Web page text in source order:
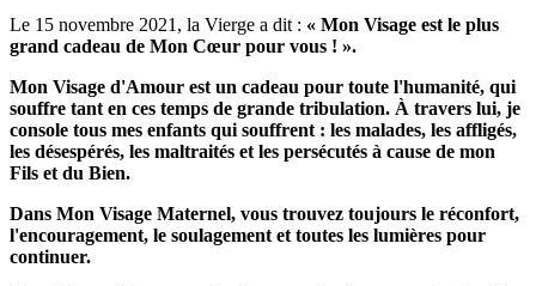
Le 15 novembre 2021, la Vierge a dit : « Mon Visage est le plus
grand cadeau de Mon Cœur pour vous ! ».
Mon Visage d'Amour est un cadeau pour toute l'humanité, qui
souffre tant en ces temps de grande tribulation. À travers lui, je
console tous mes enfants qui souffrent : les malades, les affligés,
les désespérés, les maltraités et les persécutés à cause de mon
Fils et du Bien.
Dans Mon Visage Maternel, vous trouvez toujours le réconfort,
l'encouragement, le soulagement et toutes les lumières pour
continuer.